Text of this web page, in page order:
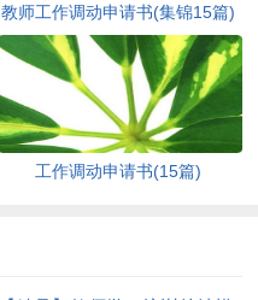
教师工作调动申请书(集锦15篇)
工作调动申请书(15篇)